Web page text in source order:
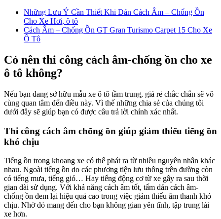
Những Lưu Ý Cần Thiết Khi Dán Cách Âm – Chống Ồn
Cho Xe Hơi, ô tô
Cách Âm – Chống Ồn GT Gran Turismo Carpet 15 Cho Xe
Ô Tô
Có nên thi công cách âm-chống ồn cho xe
ô tô không?
Nếu bạn đang sở hữu mẫu xe ô tô tầm trung, giá rẻ chắc chắn sẽ vô
cùng quan tâm đến điều này. Vì thế những chia sẻ của chúng tôi
dưới đây sẽ giúp bạn có được câu trả lời chính xác nhất.
Thi công cách âm chống ồn giúp giảm thiểu tiếng ồn
khó chịu
Tiếng ồn trong khoang xe có thể phát ra từ nhiều nguyên nhân khác
nhau. Ngoài tiếng ồn do các phương tiện lưu thông trên đường còn
có tiếng mưa, tiếng gió… Hay tiếng động cơ từ xe gây ra sau thời
gian dài sử dụng. Với khả năng cách âm tốt, tấm dán cách âm-
chống ồn đem lại hiệu quả cao trong việc giảm thiểu âm thanh khó
chịu. Nhờ đó mang đến cho bạn không gian yên tĩnh, tập trung lái
xe hơn.